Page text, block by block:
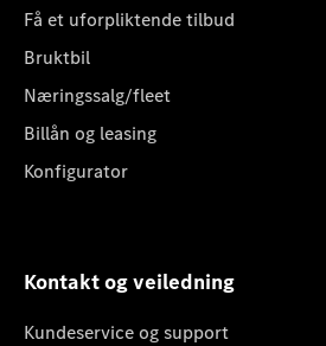
Få et uforpliktende tilbud
Bruktbil
Næringssalg/fleet
Billån og leasing
Konfigurator
Kontakt og veiledning
Kundeservice og support